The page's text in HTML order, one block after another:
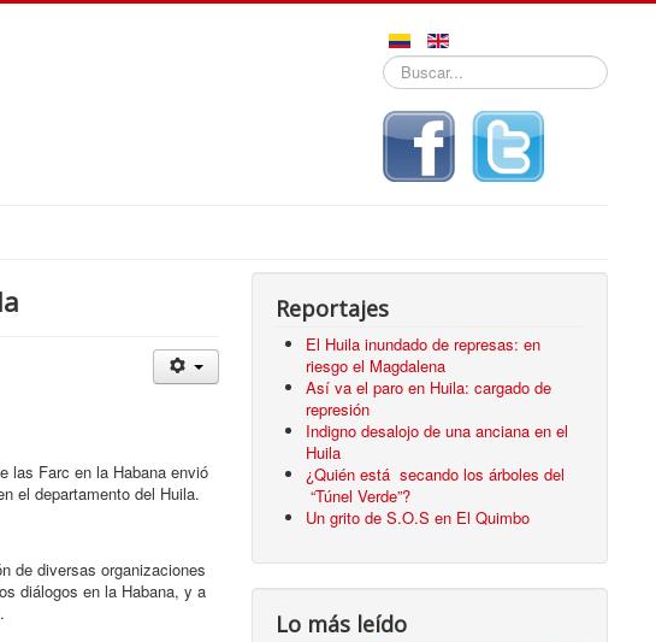
Buscar...
las Farc en la Habana envió
el departamento del Huila.
de diversas organizaciones
diálogos en la Habana, y a
Reportajes
El Huila inundado de represas: en
riesgo el Magdalena
Así va el paro en Huila: cargado de
represión
Indigno desalojo de una anciana en el
Huila
¿Quién está secando los árboles del
“Túnel Verde”?
Un grito de S.O.S en El Quimbo
Lo más leído